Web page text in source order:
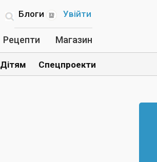
Увійти
Блоги
Рецепти Магазин
Дітям Спецпроекти